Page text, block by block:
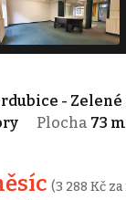
-
Plocha 73
(3 288 Kč